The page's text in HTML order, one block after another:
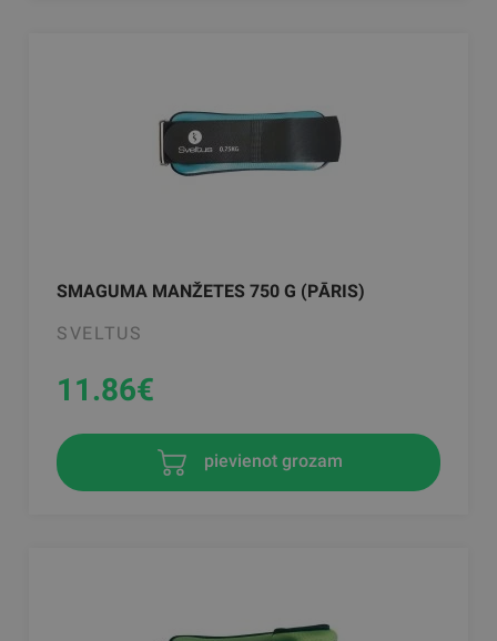
SMAGUMA MANŽETES 750 G (PĀRIS)
SVELTUS
11.86€
pievienot grozam